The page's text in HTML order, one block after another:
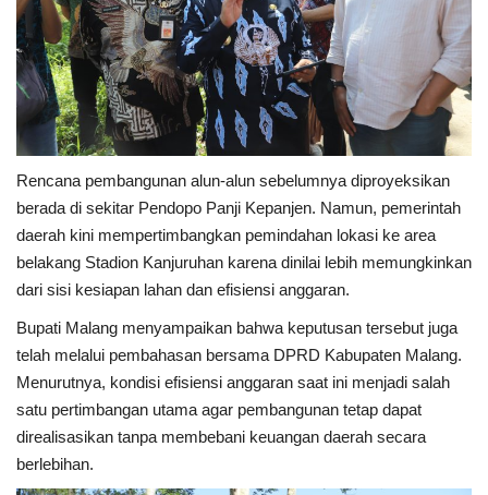
Rencana pembangunan alun-alun sebelumnya diproyeksikan
berada di sekitar Pendopo Panji Kepanjen. Namun, pemerintah
daerah kini mempertimbangkan pemindahan lokasi ke area
belakang Stadion Kanjuruhan karena dinilai lebih memungkinkan
dari sisi kesiapan lahan dan efisiensi anggaran.
Bupati Malang menyampaikan bahwa keputusan tersebut juga
telah melalui pembahasan bersama DPRD Kabupaten Malang.
Menurutnya, kondisi efisiensi anggaran saat ini menjadi salah
satu pertimbangan utama agar pembangunan tetap dapat
direalisasikan tanpa membebani keuangan daerah secara
berlebihan.